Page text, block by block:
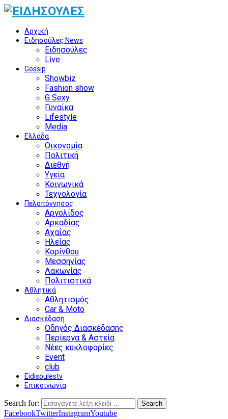
Αρχική
Ειδησούλες News
Ειδησούλες
Live
Gossip
Showbiz
Fashion show
G Sexy
Γυναίκα
Lifestyle
Media
Ελλάδα
Οικονομία
Πολιτική
Διεθνή
Υγεία
Κοινωνικά
Τεχνολογία
Πελοπόννησος
Αργολίδος
Αρκαδίας
Αχαΐας
Ηλείας
Κορίνθου
Μεσσηνίας
Λακωνίας
Πολιτιστικά
Αθλητικά
Αθλητισμός
Car & Moto
Διασκέδαση
Οδηγός Διασκέδασης
Περίεργα & Αστεία
Νέες κυκλοφορίες
Event
club
Eidisoulestv
Επικοινωνία
Search for: Search
FacebookTwitterInstagramYoutube